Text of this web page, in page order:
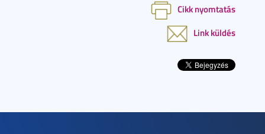
Cikk nyomtatás
Link küldés